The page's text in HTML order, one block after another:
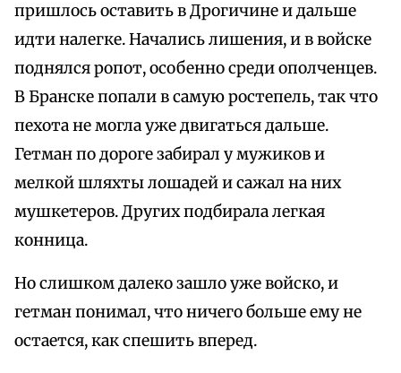
пришлось оставить в Дрогичине и дальше
идти налегке. Начались лишения, и в войске
поднялся ропот, особенно среди ополченцев.
В Бранске попали в самую ростепель, так что
пехота не могла уже двигаться дальше.
Гетман по дороге забирал у мужиков и
мелкой шляхты лошадей и сажал на них
мушкетеров. Других подбирала легкая
конница.
Но слишком далеко зашло уже войско, и
гетман понимал, что ничего больше ему не
остается, как спешить вперед.